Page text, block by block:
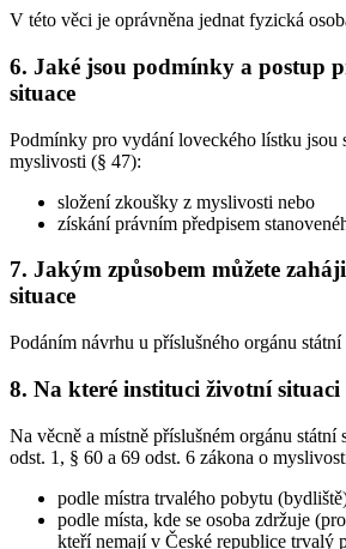
V této věci je oprávněna jednat fyzická
6. Jaké jsou podmínky a postup
situace
Podmínky pro vydání loveckého lístku jsou
myslivosti (§ 47):
složení zkoušky z myslivosti nebo
získání právním předpisem
7. Jakým způsobem můžete
situace
Podáním návrhu u příslušného orgánu
8. Na které instituci životní situaci
Na věcně a místně příslušném orgánu
odst. 1, § 60 a 69 odst. 6 zákona o
podle místra trvalého pobytu
podle místa, kde se osoba zdržuje
kteří nemají v České republice trvalý